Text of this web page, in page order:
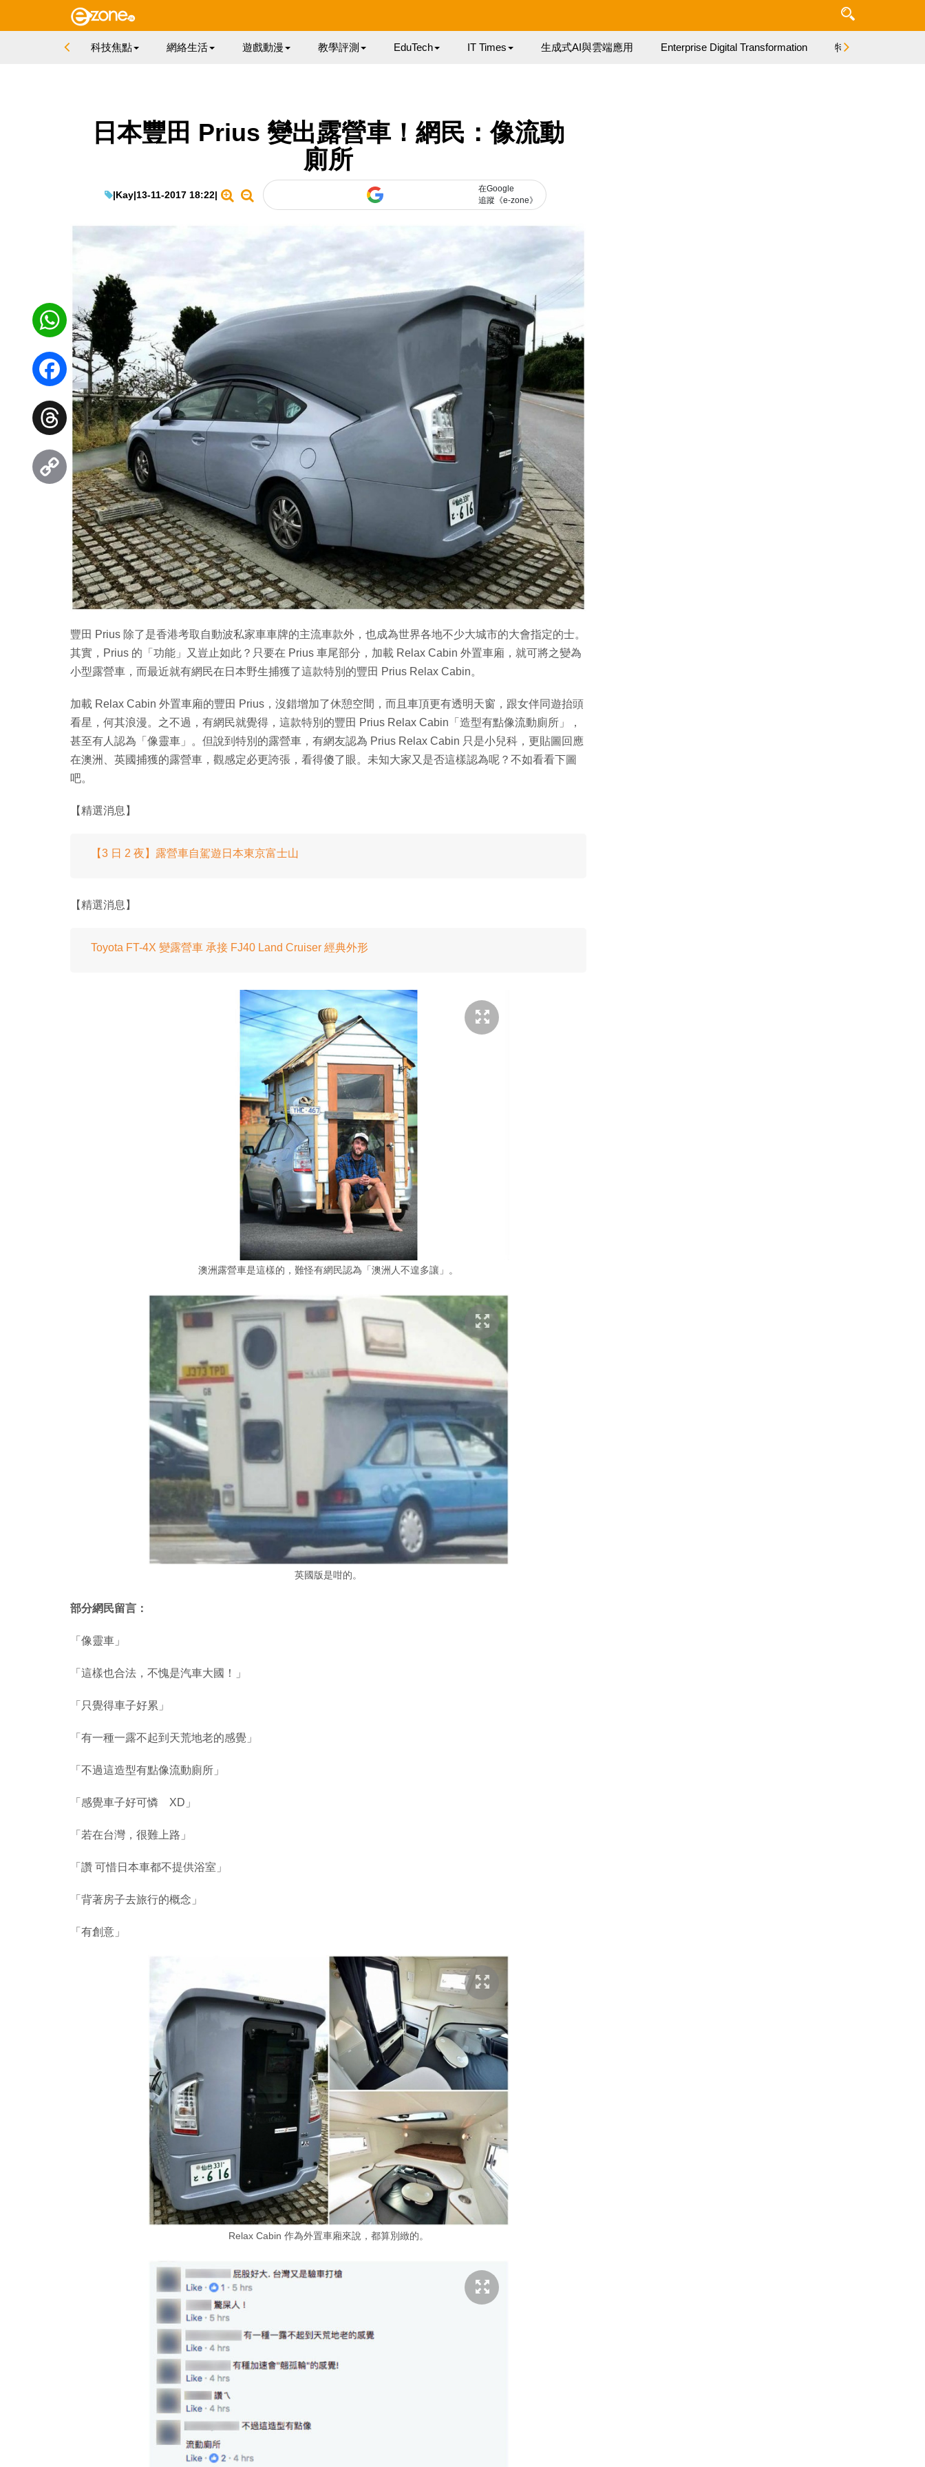
科技焦點 網絡生活 遊戲動漫 教學評測 EduTech IT Times 生成式AI與雲端應用 Enterprise Digital Transformation 特集
日本豐田 Prius 變出露營車！網民：像流動
廁所
|Kay|13-11-2017 18:22|
在Google
追蹤《e-zone》
豐田 Prius 除了是香港考取自動波私家車車牌的主流車款外，也成為世界各地不少大城市的大會指定的士。
其實，Prius 的「功能」又豈止如此？只要在 Prius 車尾部分，加載 Relax Cabin 外置車廂，就可將之變為
小型露營車，而最近就有網民在日本野生捕獲了這款特別的豐田 Prius Relax Cabin。
加載 Relax Cabin 外置車廂的豐田 Prius，沒錯增加了休憩空間，而且車頂更有透明天窗，跟女伴同遊抬頭
看星，何其浪漫。之不過，有網民就覺得，這款特別的豐田 Prius Relax Cabin「造型有點像流動廁所」，
甚至有人認為「像靈車」。但說到特別的露營車，有網友認為 Prius Relax Cabin 只是小兒科，更貼圖回應
在澳洲、英國捕獲的露營車，觀感定必更誇張，看得傻了眼。未知大家又是否這樣認為呢？不如看看下圖
吧。
【精選消息】
【3 日 2 夜】露營車自駕遊日本東京富士山
【精選消息】
Toyota FT-4X 變露營車 承接 FJ40 Land Cruiser 經典外形
澳洲露營車是這樣的，難怪有網民認為「澳洲人不遑多讓」。
英國版是咁的。
部分網民留言：
「像靈車」
「這樣也合法，不愧是汽車大國！」
「只覺得車子好累」
「有一種一露不起到天荒地老的感覺」
「不過這造型有點像流動廁所」
「感覺車子好可憐 XD」
「若在台灣，很難上路」
「讚 可惜日本車都不提供浴室」
「背著房子去旅行的概念」
「有創意」
Relax Cabin 作為外置車廂來說，都算別緻的。
WhatsApp
Facebook
Threads
Copy
Link